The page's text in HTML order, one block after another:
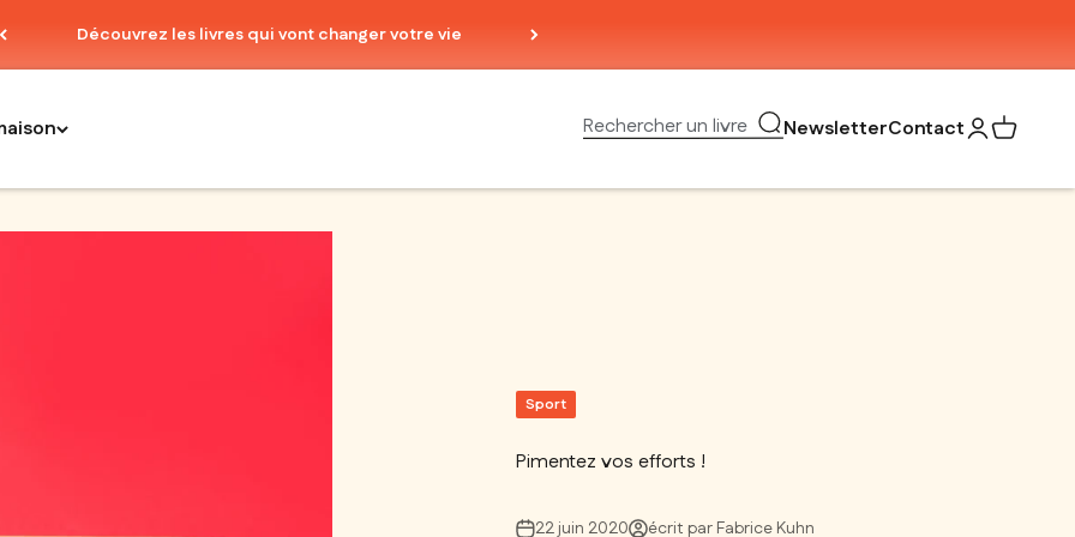
Découvrez les livres qui vont changer votre vie
Ouvrir la recherche
Rechercher un livre NewsletterContactOuvrir le
Voir mon
Sport
Pimentez vos efforts !
22 juin 2020 écrit par Fabrice Kuhn